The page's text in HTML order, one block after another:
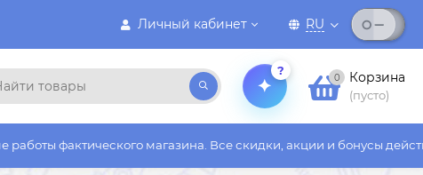
Личный кабинет RU
?
0 Корзина
(пусто)
магазина. Все скидки, акции и бонусы действуют только